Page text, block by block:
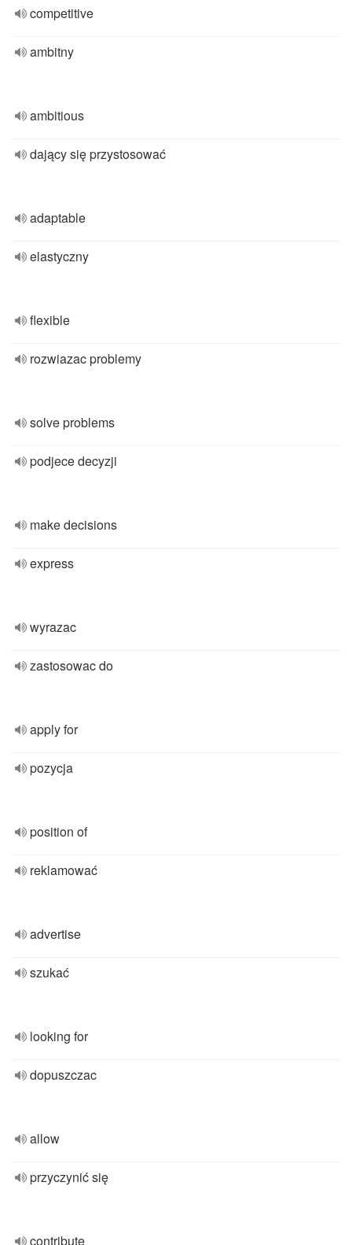
competitive
ambitny
ambitious
dający się przystosować
adaptable
elastyczny
flexible
rozwiazac problemy
solve problems
podjece decyzji
make decisions
express
wyrazac
zastosowac do
apply for
pozycja
position of
reklamować
advertise
szukać
looking for
dopuszczac
allow
przyczynić się
contribute